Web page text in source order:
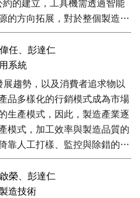
意義。
的建立，工具機需透過智能
的方向拓展，對於整個製造加
動穩定度、發熱導致的精度誤
健康等問題，若能透過有效數
及加工件材質等資訊，則可以
致的維修時間增加。有鑑於
控與數位模型應用，有效地蒐
析，解決工具機主軸迴轉精度
，提早預測工具機主軸健康狀
修頻率，將成為製造加工產業
術協助國內業者掌握數據處理
協助工具機產業進行的智慧轉
具機市場的競爭力。
任、彭達仁
系統
趨勢，以及消費者追求物以
品多樣化的行銷模式成為市場
生產模式，因此，製造產業逐
模式，加工效率與製造品質的
靠人工打樣、監控與除錯的效
文將提出一套針對打樣與生產
統，透過解析及應用刀具與設
及製程減振夾治具的輔助加工
榮、彭達仁
造技術